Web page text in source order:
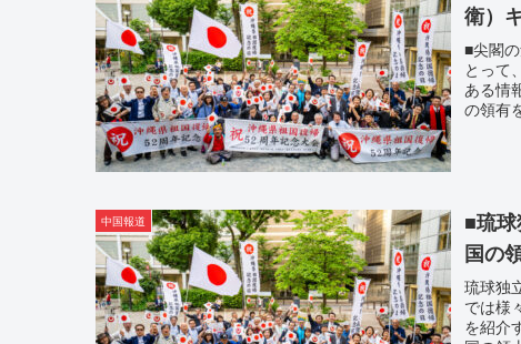
衛）
■尖閣
とって
ある情
の領有
中国報道
■琉
国の
琉球独
では様
を紹介